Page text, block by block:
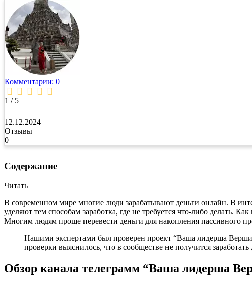
Комментарии: 0
1 / 5
12.12.2024
Отзывы
0
Содержание
Читать
В современном мире многие люди зарабатывают деньги онлайн. В
уделяют тем способам заработка, где не требуется что-либо делать.
Многим людям проще перевести деньги для накопления пассивного
Нашими экспертами был проверен проект “Ваша лидерша
проверки выяснилось, что в сообществе не получится заработать
Обзор канала телеграмм “Ваша лидерша